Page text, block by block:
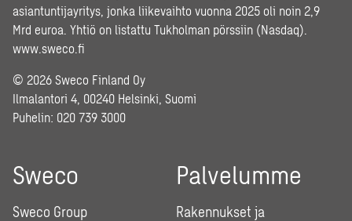
asiantuntijayritys, jonka liikevaihto vuonna 2025 oli noin 2,9
Mrd euroa. Yhtiö on listattu Tukholman pörssiin (Nasdaq).
www.sweco.fi
© 2026 Sweco Finland Oy
Ilmalantori 4, 00240 Helsinki, Suomi
Puhelin: 020 739 3000
Sweco
Sweco Group
Palvelumme
Rakennukset ja